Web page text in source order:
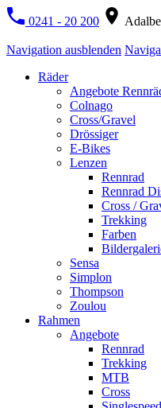
0241 - 20 200
Navigation ausblenden
Räder
Angebote
Colnago
Cross/Gravel
Drössiger
E-Bikes
Lenzen
Rennrad
Rennrad
Cross /
Trekking
Farben
Sensa
Simplon
Thompson
Zoulou
Rahmen
Angebote
Rennrad
Trekking
MTB
Cross